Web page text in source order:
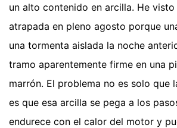
un alto contenido en arcilla. He
atrapada en pleno agosto porque
una tormenta aislada la noche
tramo aparentemente firme en una
marrón. El problema no es solo que
es que esa arcilla se pega a los
endurece con el calor del motor y